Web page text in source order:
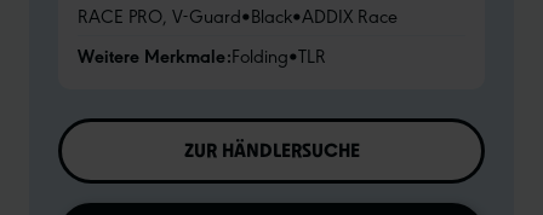
RACE PRO, V-Guard•Black•ADDIX Race
Weitere Merkmale:Folding•TLR
ZUR HÄNDLERSUCHE